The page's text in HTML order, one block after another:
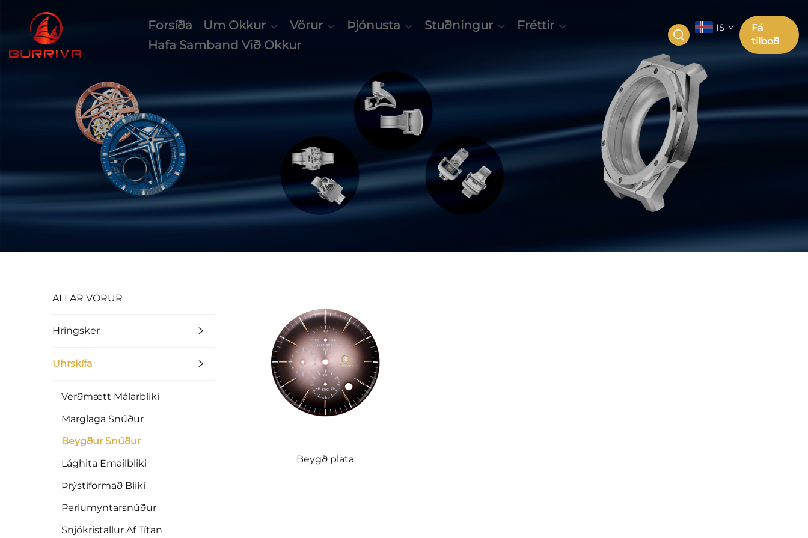
Forsíða Um Okkur Vörur Þjónusta Stuðningur
Fréttir
Hafa Samband Við Okkur
IS
Fá
tilboð
ALLAR VÖRUR
Hringsker
Uhrskífa
Verðmætt Málarbliki
Marglaga Snúður
Beygður Snúður
Lághita Emailbliki
Þrýstiformað Bliki
Perlumyntarsnúður
Snjókristallur Af Títan
Beygð plata